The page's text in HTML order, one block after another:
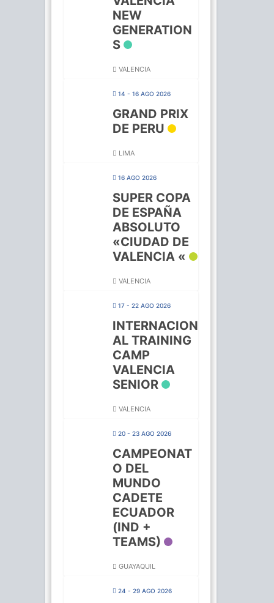
NEW
GENERATION
S
VALENCIA
14 - 16 AGO 2026
GRAND PRIX
DE PERU
LIMA
16 AGO 2026
SUPER COPA
DE ESPAÑA
ABSOLUTO
«CIUDAD DE
VALENCIA «
VALENCIA
17 - 22 AGO 2026
INTERNACION
AL TRAINING
CAMP
VALENCIA
SENIOR
VALENCIA
20 - 23 AGO 2026
CAMPEONAT
O DEL
MUNDO
CADETE
ECUADOR
(IND +
TEAMS)
GUAYAQUIL
24 - 29 AGO 2026